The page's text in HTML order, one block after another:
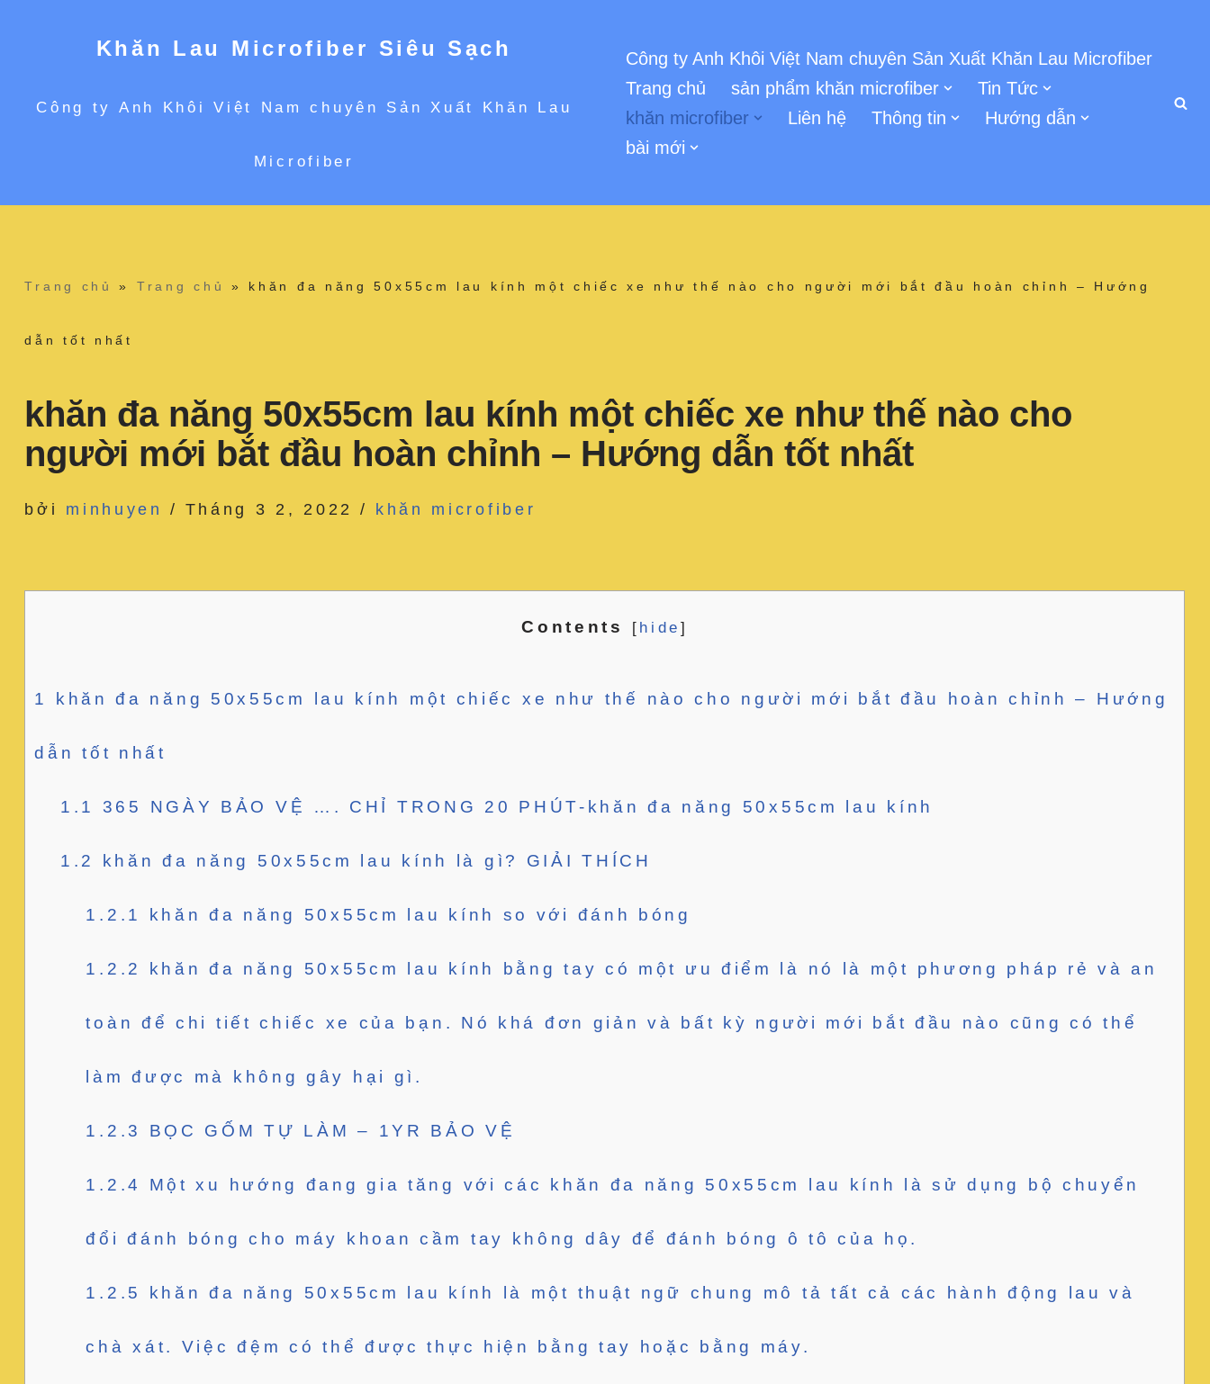
tới
Khăn Lau Microfiber Siêu Sạch
Công ty Anh Khôi Việt Nam chuyên Sản Xuất Khăn Lau
Microfiber
Công ty Anh Khôi Việt Nam chuyên Sản Xuất Khăn Lau Microfiber
Trang chủ
sản phẩm khăn microfiber
Tin Tức
khăn microfiber
Liên hệ Thông tin
Hướng dẫn
bài mới
Trang chủ » Trang chủ » khăn đa năng 50x55cm lau kính một chiếc xe như thế nào cho người mới bắt đầu hoàn chỉnh – Hướng
dẫn tốt nhất
khăn đa năng 50x55cm lau kính một chiếc xe như thế nào cho
người mới bắt đầu hoàn chỉnh – Hướng dẫn tốt nhất
bởi minhuyen Tháng 3 2, 2022 khăn microfiber
Contents [ hide]
1 khăn đa năng 50x55cm lau kính một chiếc xe như thế nào cho người mới bắt đầu hoàn chỉnh – Hướng
dẫn tốt nhất
1.1 365 NGÀY BẢO VỆ …. CHỈ TRONG 20 PHÚT-khăn đa năng 50x55cm lau kính
1.2 khăn đa năng 50x55cm lau kính là gì? GIẢI THÍCH
1.2.1 khăn đa năng 50x55cm lau kính so với đánh bóng
1.2.2 khăn đa năng 50x55cm lau kính bằng tay có một ưu điểm là nó là một phương pháp rẻ và an
toàn để chi tiết chiếc xe của bạn. Nó khá đơn giản và bất kỳ người mới bắt đầu nào cũng có thể
làm được mà không gây hại gì.
1.2.3 BỌC GỐM TỰ LÀM – 1YR BẢO VỆ
1.2.4 Một xu hướng đang gia tăng với các khăn đa năng 50x55cm lau kính là sử dụng bộ chuyển
đổi đánh bóng cho máy khoan cầm tay không dây để đánh bóng ô tô của họ.
1.2.5 khăn đa năng 50x55cm lau kính là một thuật ngữ chung mô tả tất cả các hành động lau và
chà xát. Việc đệm có thể được thực hiện bằng tay hoặc bằng máy.